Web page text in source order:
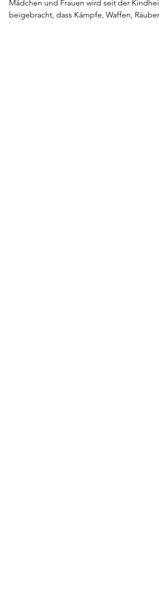
Wer kennt es nicht? Den meisten von uns
Mädchen und Frauen wird seit der Kindheit